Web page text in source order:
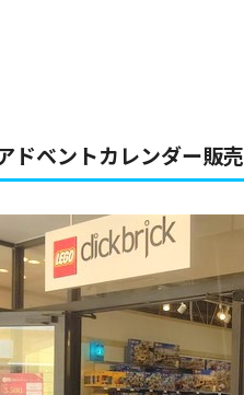
ドベントカレンダー販売